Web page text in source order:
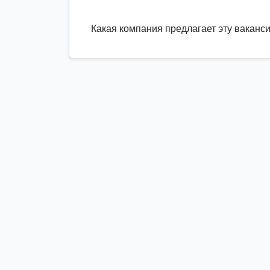
Какая компания предлагает эту